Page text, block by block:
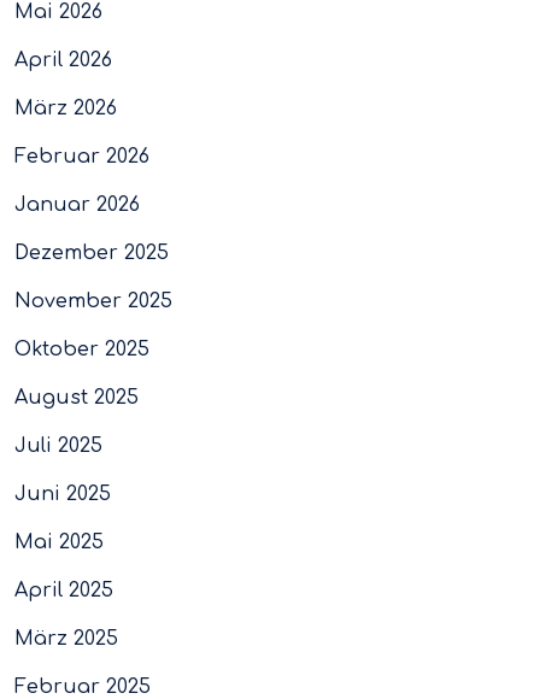
Mai 2026
April 2026
März 2026
Februar 2026
Januar 2026
Dezember 2025
November 2025
Oktober 2025
August 2025
Juli 2025
Juni 2025
Mai 2025
April 2025
März 2025
Februar 2025